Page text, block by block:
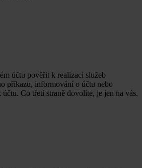
účtu pověřit k realizaci služeb
příkazu, informování o účtu nebo
účtu. Co třetí straně dovolíte, je jen na vás.